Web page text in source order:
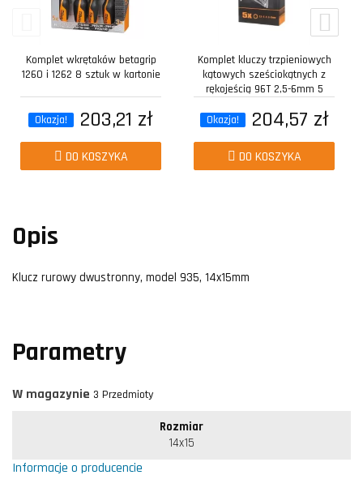
Komplet wkrętaków betagrip
1260 i 1262 8 sztuk w kartonie
Okazja! 203,21 zł
DO KOSZYKA
Komplet kluczy trzpieniowych
kątowych sześciokątnych z
rękojeścią 96T 2,5-6mm 5
Okazja!
204,57 zł
DO KOSZYKA
Opis
Klucz rurowy dwustronny, model 935, 14x15mm
Parametry
W magazynie 3 Przedmioty
Rozmiar
14x15
Informacje o producencie